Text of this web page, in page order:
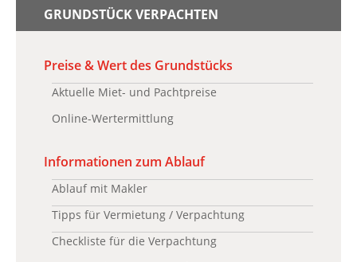
GRUNDSTÜCK VERPACHTEN
Preise & Wert des Grundstücks
Aktuelle Miet- und Pachtpreise
Online-Wertermittlung
Informationen zum Ablauf
Ablauf mit Makler
Tipps für Vermietung / Verpachtung
Checkliste für die Verpachtung